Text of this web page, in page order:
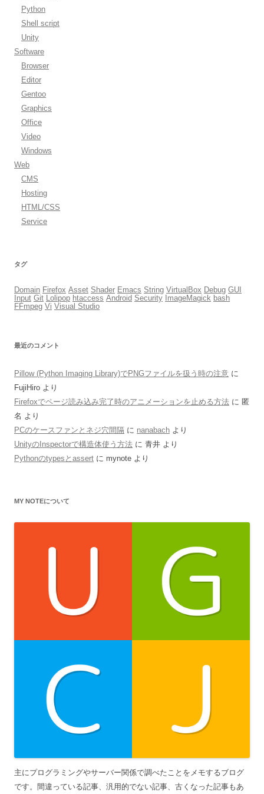
Python
Shell script
Unity
Software
Browser
Editor
Gentoo
Graphics
Office
Video
Windows
Web
CMS
Hosting
HTML/CSS
Service
タグ
Domain Firefox Asset Shader Emacs String VirtualBox Debug GUI
Input Git Lolipop htaccess Android Security ImageMagick bash
FFmpeg Vi Visual Studio
最近のコメント
Pillow (Python Imaging Library)でPNGファイルを扱う時の注意 に
FujiHiro より
Firefoxでページ読み込み完了時のアニメーションを止める方法 に 匿
名 より
PCのケースファンとネジ穴間隔 に nanabach より
UnityのInspectorで構造体使う方法 に 青井 より
Pythonのtypesとassert に mynote より
MY NOTEについて
主にプログラミングやサーバー関係で調べたことをメモするブログ
です。間違っている記事、汎用的でない記事、古くなった記事もあ